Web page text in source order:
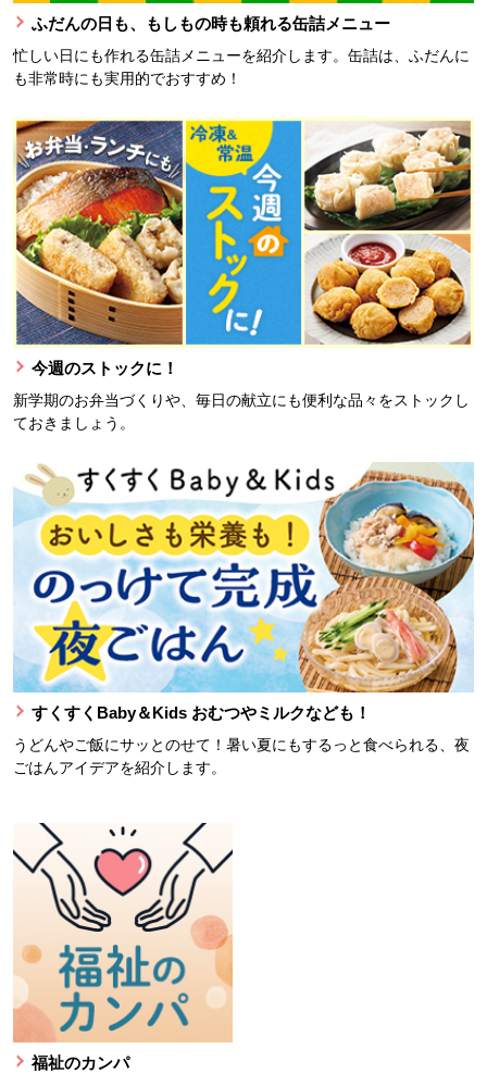
ふだんの日も、もしもの時も頼れる缶詰メニュー
忙しい日にも作れる缶詰メニューを紹介します。缶詰は、ふだんに
も非常時にも実用的でおすすめ！
今週のストックに！
新学期のお弁当づくりや、毎日の献立にも便利な品々をストックし
ておきましょう。
すくすくBaby＆Kids おむつやミルクなども！
うどんやご飯にサッとのせて！暑い夏にもするっと食べられる、夜
ごはんアイデアを紹介します。
福祉のカンパ